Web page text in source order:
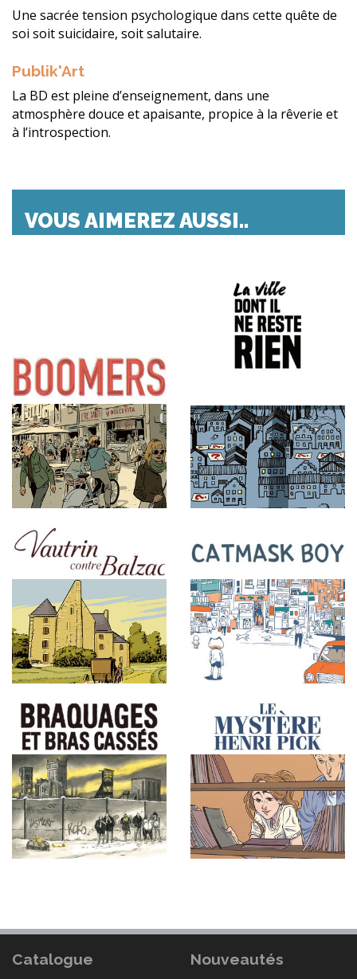
Une sacrée tension psychologique dans cette quête de
soi soit suicidaire, soit salutaire.
Publik'Art
La BD est pleine d’enseignement, dans une
atmosphère douce et apaisante, propice à la rêverie et
à l’introspection.
VOUS AIMEREZ AUSSI..
Catalogue Nouveautés